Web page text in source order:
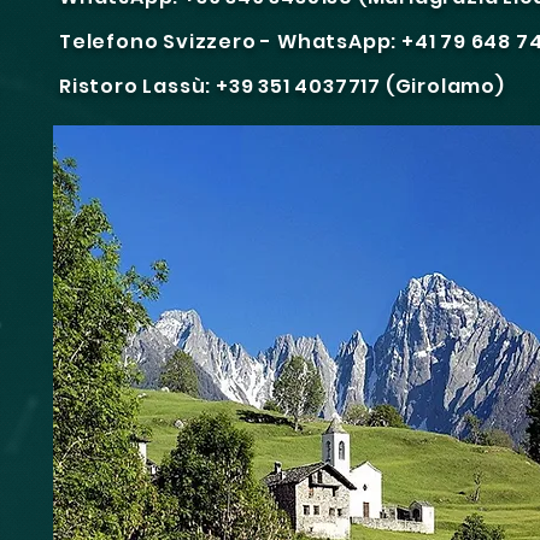
Telefono Svizzero - WhatsApp: +41 79 648
Ristoro Lassù: +39 351 4037717 (Girolamo)